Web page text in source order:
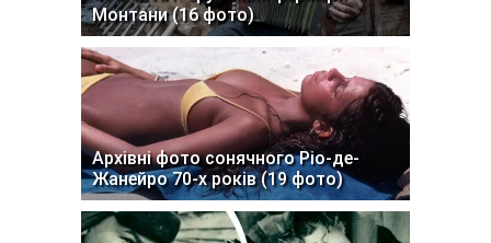
Монтани (16 фото)
Архівні фото сонячного Ріо-де-
Жанейро 70-х років (19 фото)